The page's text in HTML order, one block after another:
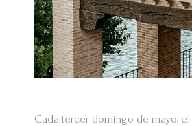
Cada tercer domingo de mayo, el